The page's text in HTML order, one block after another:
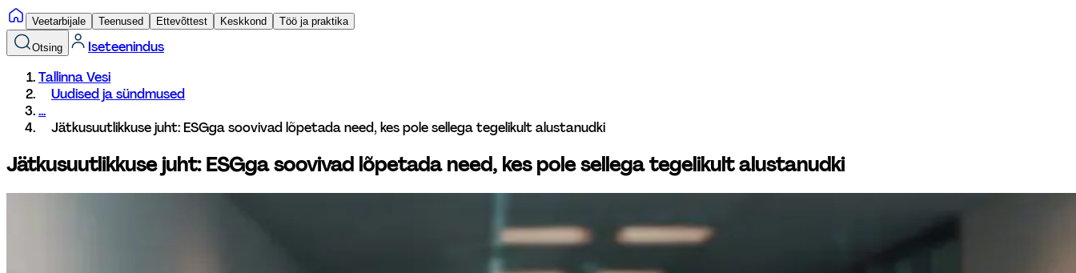
Veetarbijale Teenused Ettevõttest Keskkond Töö ja praktika
Otsing
Iseteenindus
Tallinna Vesi
Uudised ja sündmused
...
Jätkusuutlikkuse juht: ESGga soovivad lõpetada need, kes pole sellega tegelikult alustanudki
Jätkusuutlikkuse juht: ESGga soovivad lõpetada need, kes pole sellega tegelikult alustanudki